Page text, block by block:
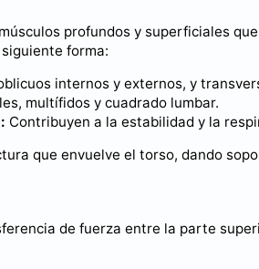
profundos y superficiales
forma:
internos y externos, y
multífidos y cuadrado lumbar.
Contribuyen a la estabilidad y la
que envuelve el torso, dando
de fuerza entre la parte